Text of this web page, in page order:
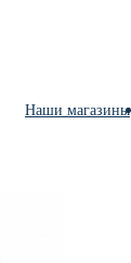
Наши магазины